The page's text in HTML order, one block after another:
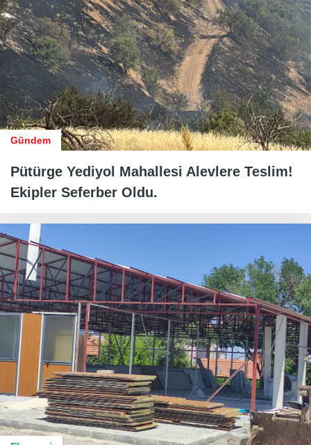
Gündem
Pütürge Yediyol Mahallesi Alevlere Teslim!
Ekipler Seferber Oldu.